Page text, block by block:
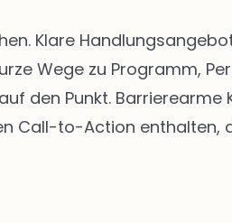
Klare
Wege zu Programm,
den Punkt. Barrierearme
Call-to-Action enthalten,